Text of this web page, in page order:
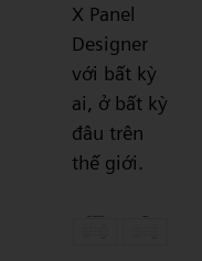
X Panel
Designer
với bất kỳ
ai, ở bất kỳ
đâu trên
thế giới.